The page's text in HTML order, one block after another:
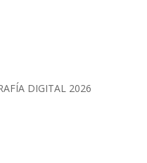
DIGITAL 2026